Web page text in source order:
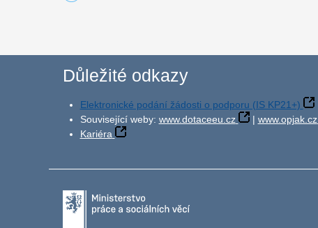
Důležité odkazy
Elektronické podání žádosti o podporu (IS KP21+)
Související weby: www.dotaceeu.cz | www.opjak.cz
Kariéra